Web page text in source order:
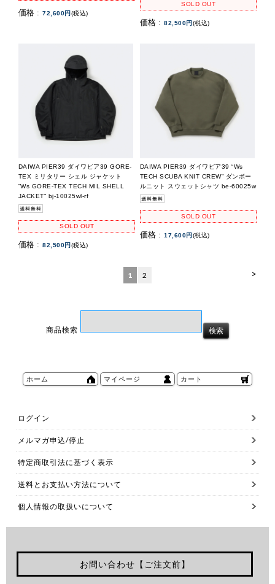
価格 : 72,600円(税込)
SOLD OUT
価格 : 82,500円(税込)
DAIWA PIER39 ダイワピア39 GORE-
TEX ミリタリー シェル ジャケット
”Ws GORE-TEX TECH MIL SHELL
JACKET” bj-10025wl-rf
SOLD OUT
価格 : 82,500円(税込)
DAIWA PIER39 ダイワピア39 “Ws
TECH SCUBA KNIT CREW” ダンボー
ルニット スウェットシャツ be-60025w
SOLD OUT
価格 : 17,600円(税込)
>
1 2
商品検索
ホーム マイページ カート
ログイン
メルマガ申込/停止
特定商取引法に基づく表示
送料とお支払い方法について
個人情報の取扱いについて
お問い合わせ【ご注文前】